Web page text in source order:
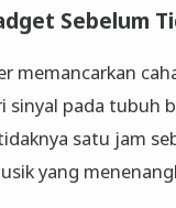
Sebelum
memancarkan
pada tubuh
satu jam
yang